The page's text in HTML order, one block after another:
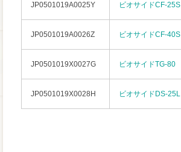
JP0501019A0025Y ビオサイドCF-25S
JP0501019A0026Z ビオサイドCF-40S
JP0501019X0027G ビオサイドTG-80
JP0501019X0028H ビオサイドDS-25L